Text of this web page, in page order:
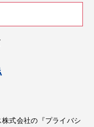
式会社の『プライバシ